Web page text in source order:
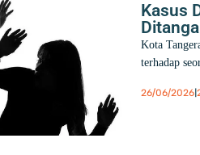
Kasus
Kota
terhadap
26/06/2026 |